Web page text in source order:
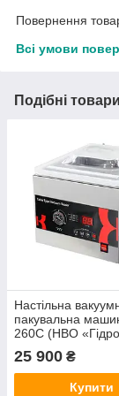
Повернення
Всі умови
Подібні
Настільна
пакувальна
260C (НВО
25 900 ₴
Купити